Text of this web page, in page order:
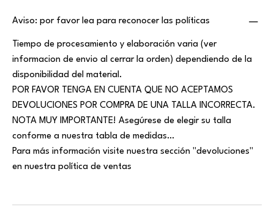
Aviso: por favor lea para reconocer las políticas
Tiempo de procesamiento y elaboración varia (ver
informacion de envio al cerrar la orden) dependiendo de la
disponibilidad del material.
POR FAVOR TENGA EN CUENTA QUE NO ACEPTAMOS
DEVOLUCIONES POR COMPRA DE UNA TALLA INCORRECTA.
NOTA MUY IMPORTANTE! Asegúrese de elegir su talla
conforme a nuestra tabla de medidas…
Para más información visite nuestra sección "devoluciones"
en nuestra política de ventas